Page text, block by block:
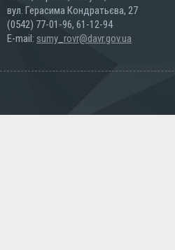
вул. Герасима Кондратьєва, 27
(0542) 77-01-96, 61-12-94
E-mail: sumy_rovr@davr.gov.ua